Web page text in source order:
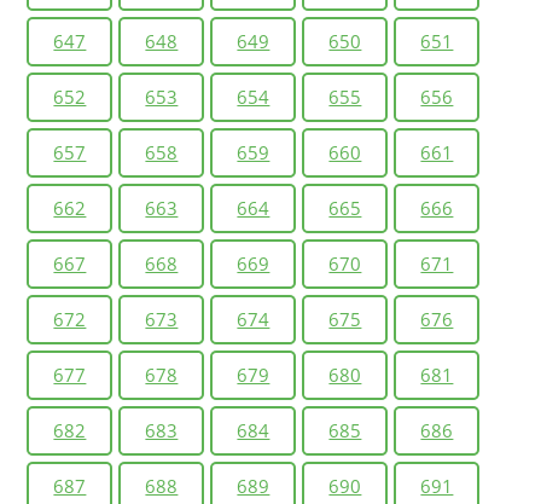
647 648 649 650 651
652 653 654 655 656
657 658 659 660 661
662 663 664 665 666
667 668 669 670 671
672 673 674 675 676
677 678 679 680 681
682 683 684 685 686
687 688 689 690 691